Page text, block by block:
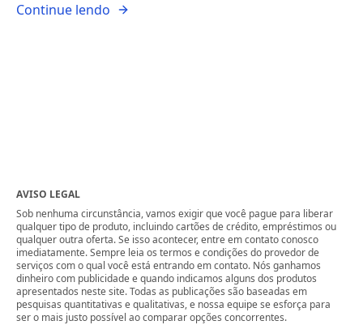
Continue lendo
AVISO LEGAL
Sob nenhuma circunstância, vamos exigir que você pague para liberar
qualquer tipo de produto, incluindo cartões de crédito, empréstimos ou
qualquer outra oferta. Se isso acontecer, entre em contato conosco
imediatamente. Sempre leia os termos e condições do provedor de
serviços com o qual você está entrando em contato. Nós ganhamos
dinheiro com publicidade e quando indicamos alguns dos produtos
apresentados neste site. Todas as publicações são baseadas em
pesquisas quantitativas e qualitativas, e nossa equipe se esforça para
ser o mais justo possível ao comparar opções concorrentes.